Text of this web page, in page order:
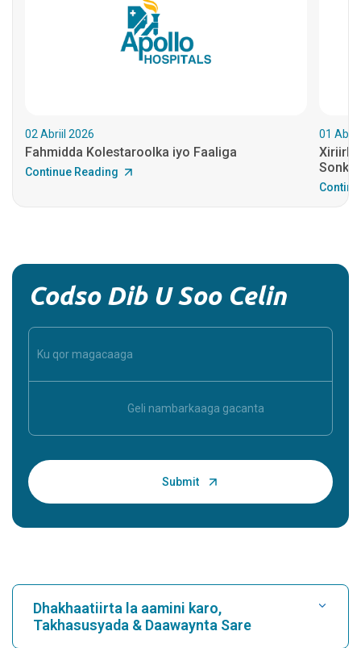
02 Abriil 2026
Fahmidda Kolestaroolka iyo Faaliga
Continue Reading
01
Codso Dib U Soo Celin
Dhakhaatiirta la aamini karo,
Takhasusyada & Daawaynta Sare